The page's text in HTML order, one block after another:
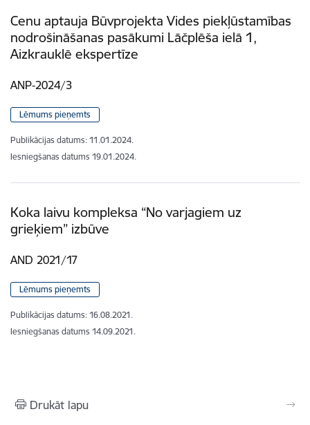
Cenu aptauja Būvprojekta Vides piekļūstamības
nodrošināšanas pasākumi Lāčplēša ielā 1,
Aizkrauklē ekspertīze
ANP-2024/3
Lēmums pieņemts
Publikācijas datums: 11.01.2024.
Iesniegšanas datums 19.01.2024.
Koka laivu kompleksa “No varjagiem uz
grieķiem” izbūve
AND 2021/17
Lēmums pieņemts
Publikācijas datums: 16.08.2021.
Iesniegšanas datums 14.09.2021.
Drukāt lapu